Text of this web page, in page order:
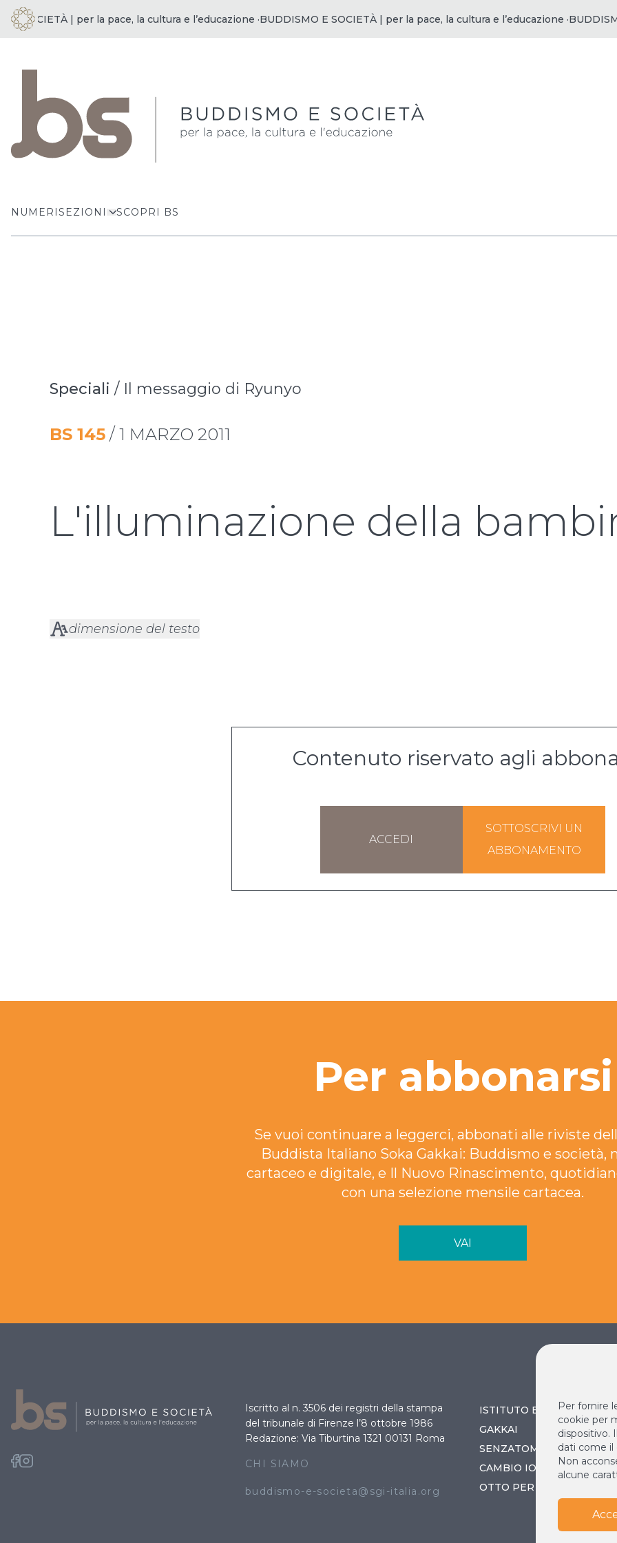
SOCIETÀ | per la pace, la cultura e l’educazione ·BUDDISMO E SOCIETÀ | per la pace, la cultura e l’educazione ·
NUMERISEZIONI SCOPRI BS
Speciali / Il messaggio di Ryunyo
BS 145 / 1 MARZO 2011
L'illuminazione della
dimensione del testo
Contenuto riservato agli
ACCEDI
SOTTOSCRIVI UN
ABBONAMENTO
Per abbonarsi
Se vuoi continuare a leggerci, abbonati alle riviste
Buddista Italiano Soka Gakkai: Buddismo e società,
cartaceo e digitale, e Il Nuovo Rinascimento,
con una selezione mensile cartacea.
VAI
Iscritto al n. 3506 dei registri della stampa
del tribunale di Firenze l’8 ottobre 1986
Redazione: Via Tiburtina 1321 00131 Roma
CHI SIAMO
buddismo-e-societa@sgi-italia.org
ISTITUTO BUDDISTA
GAKKAI
SENZATOMICA
CAMBIO IO / CAMBIA IL
OTTO PER MILLE
Per fornire
cookie per
dispositivo.
dati come
Non
alcune